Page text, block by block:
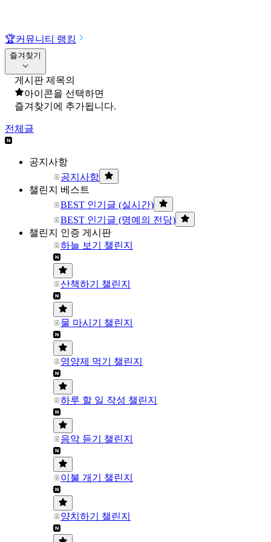
🏆커뮤니티 랭킹
즐겨찾기
게시판 제목의
아이콘을 선택하면
즐겨찾기에 추가됩니다.
전체글
공지사항
공지사항
챌린지 베스트
BEST 인기글 (실시간)
BEST 인기글 (명예의 전당)
챌린지 인증 게시판
하늘 보기 챌린지
산책하기 챌린지
물 마시기 챌린지
영양제 먹기 챌린지
하루 할 일 작성 챌린지
음악 듣기 챌린지
이불 개기 챌린지
양치하기 챌린지